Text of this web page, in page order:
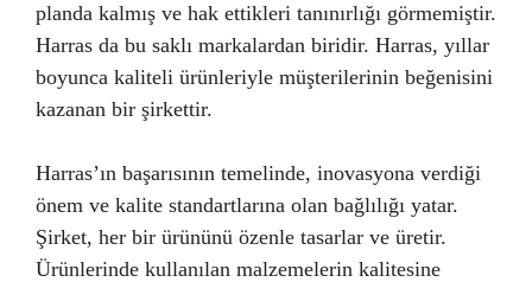
planda kalmış ve hak ettikleri tanınırlığı görmemiştir.
Harras da bu saklı markalardan biridir. Harras, yıllar
boyunca kaliteli ürünleriyle müşterilerinin beğenisini
kazanan bir şirkettir.
Harras’ın başarısının temelinde, inovasyona verdiği
önem ve kalite standartlarına olan bağlılığı yatar.
Şirket, her bir ürününü özenle tasarlar ve üretir.
Ürünlerinde kullanılan malzemelerin kalitesine